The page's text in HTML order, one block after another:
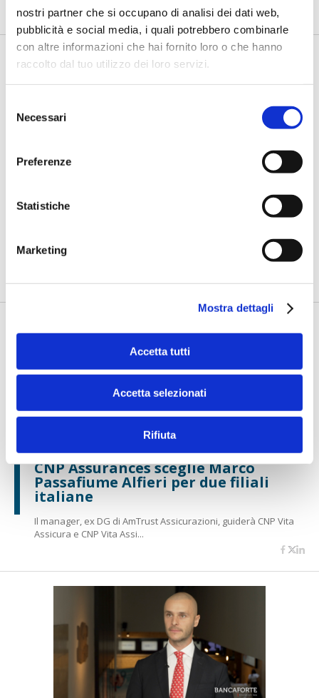
nostri partner che si occupano di analisi dei dati web,
pubblicità e social media, i quali potrebbero combinarle
con altre informazioni che hai fornito loro o che hanno
raccolto dal tuo utilizzo dei loro servizi.
delNecessari
Preferenze
Statistiche
Marketing
Mostra dettagli
Accetta tutti
Accetta selezionati
Rifiuta
Bancassicurazione: l'approccio
integrato di Armundia Group
bancassurance sempre più integrato e personalizzato,
CNP Assurances sceglie Marco
Passafiume Alfieri per due filiali
italiane
Il manager, ex DG di AmTrust Assicurazioni, guiderà CNP Vita
Assicura e CNP Vita Assi...